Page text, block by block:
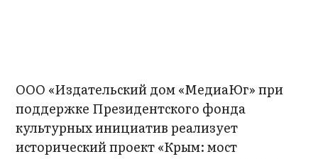
ООО «Издательский дом «МедиаЮг» при
поддержке Президентского фонда
культурных инициатив реализует
исторический проект «Крым: мост